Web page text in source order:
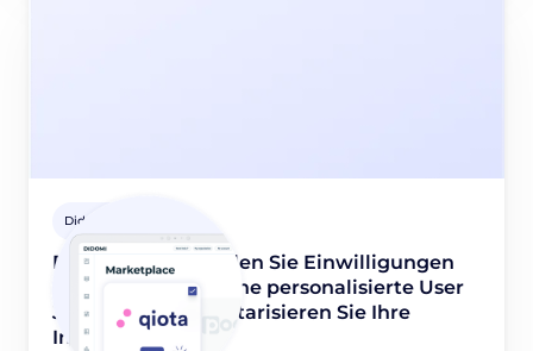
Didomi Lösungen
Didomi x qiota: Holen Sie Einwilligungen
ein, erstellen Sie eine personalisierte User
Journey und monetarisieren Sie Ihre
Inhalte